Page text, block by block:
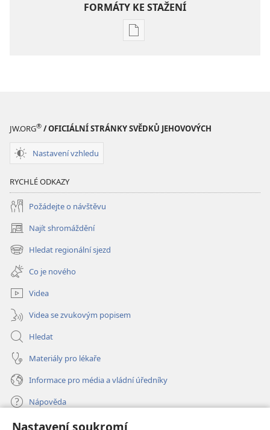
Nastavení soukromí
FORMÁTY KE STAŽENÍ
Formáty
Květen 2011
JW.ORG® / OFICIÁLNÍ STRÁNKY SVĚDKŮ JEHOVOVÝCH
Nastavení vzhledu
RYCHLÉ ODKAZY
Požádejte o návštěvu
Najít shromáždění
(otevřeno
nové
okno)
Hledat regionální sjezd
(otevřeno
nové
okno)
Co je nového
Videa
Videa se zvukovým popisem
Hledat
Materiály pro lékaře
Informace pro média a vládní úředníky
Nápověda